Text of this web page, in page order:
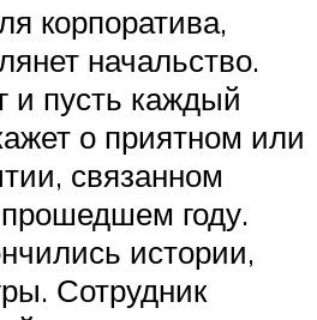
корпоратива,
начальство.
и пусть каждый
о приятном или
связанном
году.
истории,
Сотрудник